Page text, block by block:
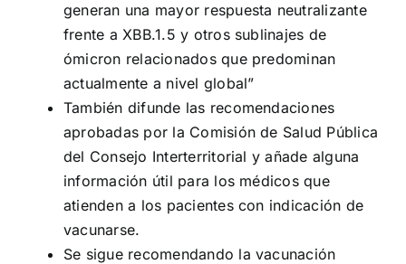
generan una mayor respuesta neutralizante
frente a XBB.1.5 y otros sublinajes de
ómicron relacionados que predominan
actualmente a nivel global”
También difunde las recomendaciones
aprobadas por la Comisión de Salud Pública
del Consejo Interterritorial y añade alguna
información útil para los médicos que
atienden a los pacientes con indicación de
vacunarse.
Se sigue recomendando la vacunación